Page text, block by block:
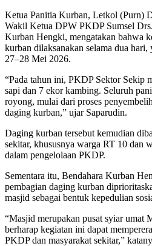
Ketua Panitia Kurban, Letkol (Purn)
Wakil Ketua DPW PKDP Sumsel
Kurban Hengki, mengatakan bahwa
kurban dilaksanakan selama dua
27–28 Mei 2026.
“Pada tahun ini, PKDP Sektor Sekip
sapi dan 7 ekor kambing. Seluruh
royong, mulai dari proses
daging kurban,” ujar Saparudin.
Daging kurban tersebut kemudian
sekitar, khususnya warga RT 10 dan
dalam pengelolaan PKDP.
Sementara itu, Bendahara Kurban
pembagian daging kurban
masjid sebagai bentuk kepedulian
“Masjid merupakan pusat syiar umat
berharap kegiatan ini dapat
PKDP dan masyarakat sekitar,”